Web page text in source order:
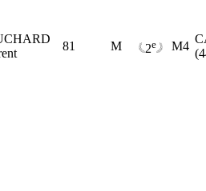
81 M 2e M4